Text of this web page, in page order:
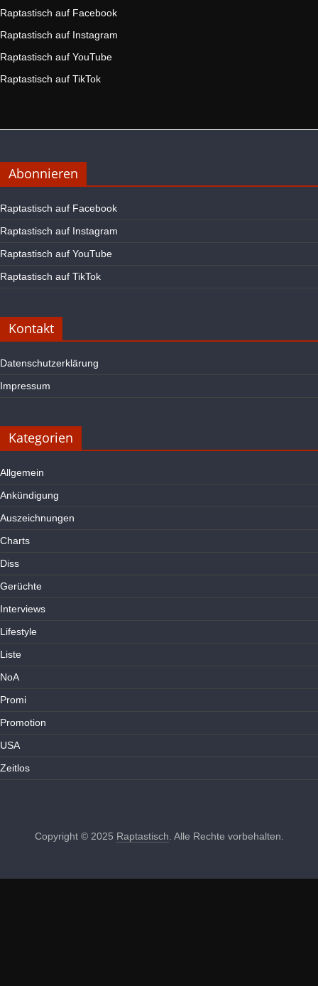
Raptastisch auf Facebook
Raptastisch auf Instagram
Raptastisch auf YouTube
Raptastisch auf TikTok
Abonnieren
Raptastisch auf Facebook
Raptastisch auf Instagram
Raptastisch auf YouTube
Raptastisch auf TikTok
Kontakt
Datenschutzerklärung
Impressum
Kategorien
Allgemein
Ankündigung
Auszeichnungen
Charts
Diss
Gerüchte
Interviews
Lifestyle
Liste
NoA
Promi
Promotion
USA
Zeitlos
Copyright © 2025 Raptastisch . Alle Rechte vorbehalten.